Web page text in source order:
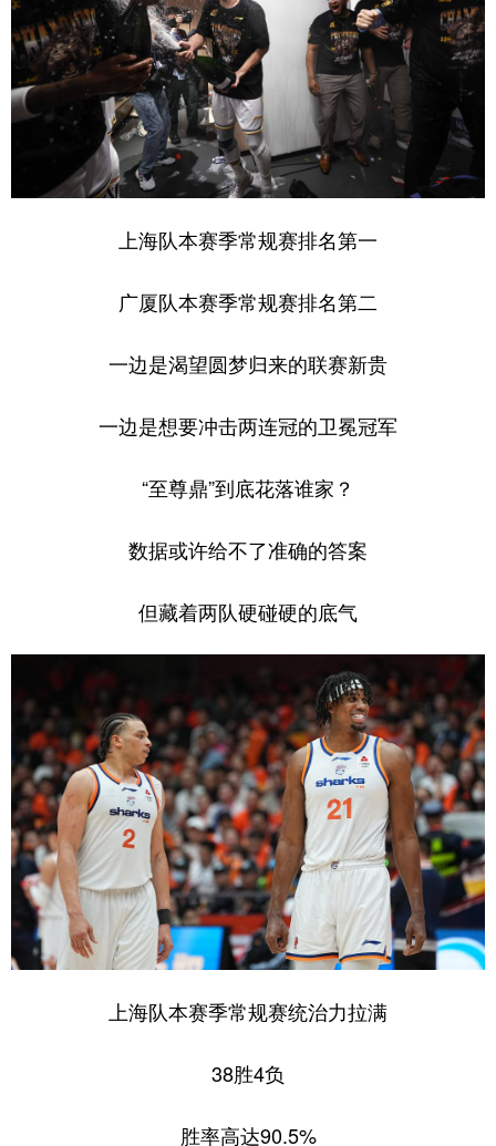
上海队本赛季常规赛排名第一
广厦队本赛季常规赛排名第二
一边是渴望圆梦归来的联赛新贵
一边是想要冲击两连冠的卫冕冠军
“至尊鼎”到底花落谁家？
数据或许给不了准确的答案
但藏着两队硬碰硬的底气
上海队本赛季常规赛统治力拉满
38胜4负
胜率高达90.5%